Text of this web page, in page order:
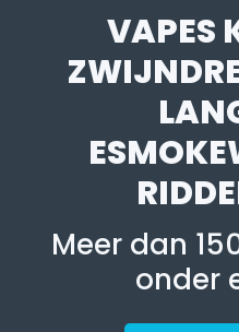
VAPES
Meer dan
onder